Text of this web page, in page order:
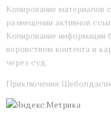
Копирование материалов
размещении активной
Копирование информации
воровством контента и
через суд.
Приключения